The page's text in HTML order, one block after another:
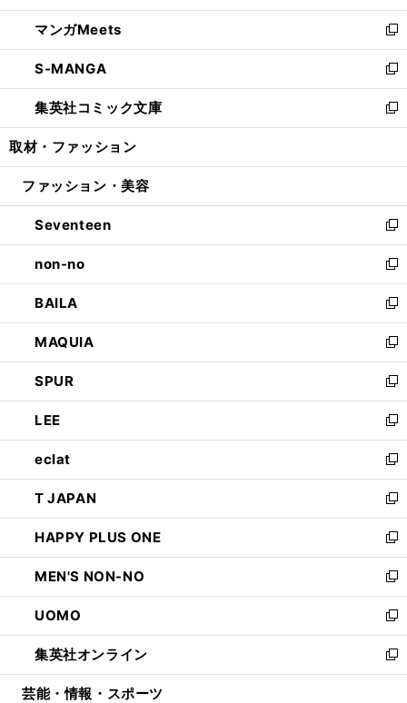
開
く
ウ
で
開
く
ン
ド
ウ
で
開
く
ウ
ィ
ン
ド
ウ
で
開
し
い
ウ
ィ
ン
ド
ウ
開
マンガMeets
新
し
い
ウ
ィ
ン
ウ
開
く
S-MANGA
新
し
い
ウ
ン
ウ
で
開
く
集英社コミック文庫
新
し
ウ
ン
ド
ウ
で
開
く
取材・ファッション
ファッション・美容
Seventeen
新
し
い
ウ
ィ
ン
ド
ウ
で
開
く
non-no
新
し
い
ウ
ィ
ン
ド
ウ
で
開
く
BAILA
新
し
い
ウ
ィ
ン
ド
ウ
で
開
く
MAQUIA
新
し
い
ウ
ィ
ン
ド
ウ
で
開
く
SPUR
新
し
い
ウ
ィ
ン
ド
ウ
で
開
く
LEE
新
し
い
ウ
ィ
ン
ド
ウ
で
開
く
eclat
新
し
い
ウ
ィ
ン
ド
ウ
で
開
く
T JAPAN
新
し
い
ウ
ィ
ン
ド
ウ
で
開
HAPPY PLUS ONE
新
し
い
ウ
ィ
ン
ド
ウ
MEN'S NON-NO
新
し
い
ウ
ィ
ン
UOMO
新
し
い
ウ
集英社オンライン
新
し
芸能・情報・スポーツ